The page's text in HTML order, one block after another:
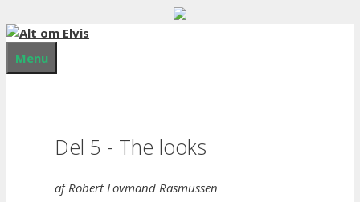
til
Menu
Del 5 - The looks
af Robert Lovmand Rasmussen